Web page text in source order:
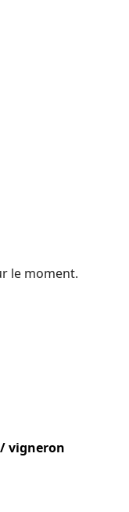
le moment.
vigneron